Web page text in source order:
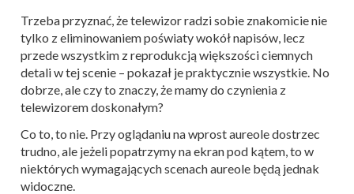
Trzeba przyznać, że telewizor radzi sobie znakomicie nie
tylko z eliminowaniem poświaty wokół napisów, lecz
przede wszystkim z reprodukcją większości ciemnych
detali w tej scenie – pokazał je praktycznie wszystkie. No
dobrze, ale czy to znaczy, że mamy do czynienia z
telewizorem doskonałym?
Co to, to nie. Przy oglądaniu na wprost aureole dostrzec
trudno, ale jeżeli popatrzymy na ekran pod kątem, to w
niektórych wymagających scenach aureole będą jednak
widoczne.